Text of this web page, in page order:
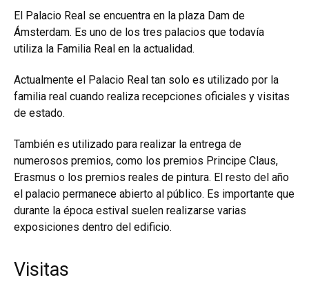
El Palacio Real se encuentra en la plaza Dam de
Ámsterdam. Es uno de los tres palacios que todavía
utiliza la Familia Real en la actualidad.
Actualmente el Palacio Real tan solo es utilizado por la
familia real cuando realiza recepciones oficiales y visitas
de estado.
También es utilizado para realizar la entrega de
numerosos premios, como los premios Principe Claus,
Erasmus o los premios reales de pintura. El resto del año
el palacio permanece abierto al público. Es importante que
durante la época estival suelen realizarse varias
exposiciones dentro del edificio.
Visitas